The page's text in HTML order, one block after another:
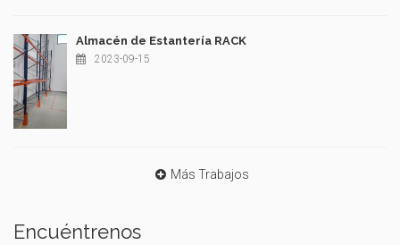
Almacén de Estantería RACK
2023-09-15
Más Trabajos
Encuéntrenos